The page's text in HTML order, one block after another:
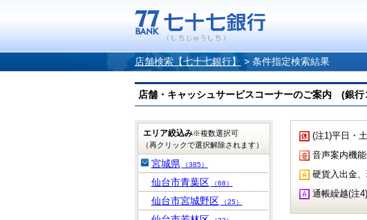
店舗検索【七十七銀行】 > 条件指定検索結果
店舗・キャッシュサービスコーナーのご案内 (銀行
(注1)平日・
音声案内機能
硬貨入出金
通帳繰越(注
エリア絞込み※複数選択可
（再クリックで選択解除されます）
宮城県 （385）
仙台市青葉区 （68）
仙台市宮城野区 （25）